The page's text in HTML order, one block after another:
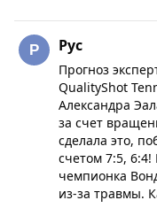
Рус
Прогноз
QualityShot
Александра
за счет
сделала это,
счетом 7:5,
чемпионка
из-за травмы.